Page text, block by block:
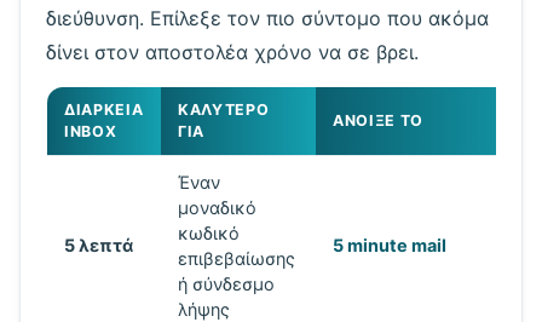
διεύθυνση. Επίλεξε τον πιο σύντομο που ακόμα
δίνει στον αποστολέα χρόνο να σε βρει.
ΔΙΆΡΚΕΙΑ
INBOX
ΚΑΛΎΤΕΡΟ
ΓΙΑ
ΆΝΟΙΞΈ ΤΟ
5 λεπτά
Έναν
μοναδικό
κωδικό
επιβεβαίωσης
ή σύνδεσμο
λήψης
5 minute mail